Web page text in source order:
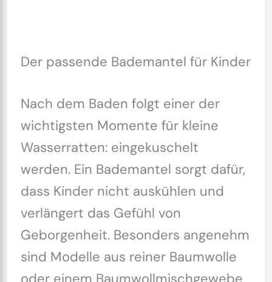
Der passende Bademantel für Kinder
Nach dem Baden folgt einer der
wichtigsten Momente für kleine
Wasserratten: eingekuschelt
werden. Ein Bademantel sorgt dafür,
dass Kinder nicht auskühlen und
verlängert das Gefühl von
Geborgenheit. Besonders angenehm
sind Modelle aus reiner Baumwolle
oder einem Baumwollmischgewebe